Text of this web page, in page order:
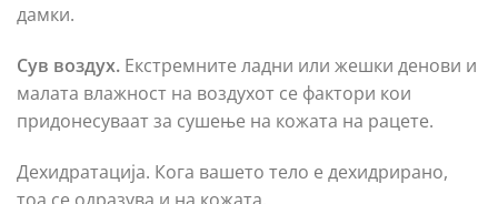
дамки.
Сув воздух. Екстремните ладни или жешки денови и
малата влажност на воздухот се фактори кои
придонесуваат за сушење на кожата на рацете.
Дехидратација. Кога вашето тело е дехидрирано,
тоа се одразува и на кожата.